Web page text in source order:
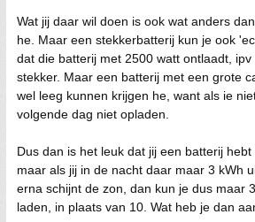
Wat jij daar wil doen is ook wat anders
he. Maar een stekkerbatterij kun je ook
dat die batterij met 2500 watt ontlaadt,
stekker. Maar een batterij met een grote
wel leeg kunnen krijgen he, want als ie
volgende dag niet opladen.
Dus dan is het leuk dat jij een batterij hebt
maar als jij in de nacht daar maar 3 kWh
erna schijnt de zon, dan kun je dus maar
laden, in plaats van 10. Wat heb je dan